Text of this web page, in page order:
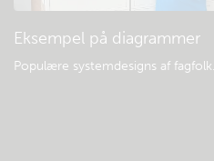
Eksempel på diagrammer
Populære systemdesigns af fagfolk.